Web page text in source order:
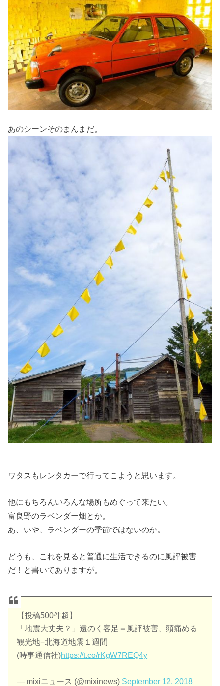
あのシーンそのまんまだ。
ワタスもレンタカーで行ってこようと思います。
他にもちろんいろんな場所もめぐって来たい。
富良野のラベンダー畑とか。
あ、いや、ラベンダーの季節ではないのか。
どうも、これを見ると普通に生活できるのに風評被害
だ！と書いてありますが。
【投稿500件超】
「地震大丈夫？」遠のく客足＝風評被害、頭痛める
観光地−北海道地震１週間
(時事通信社)https://t.co/rKgW7REQ4y
— mixiニュース (@mixinews) September 12, 2018